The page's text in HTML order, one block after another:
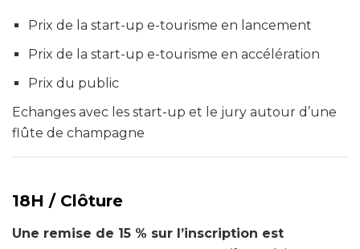
Prix de la start-up e-tourisme en lancement
Prix de la start-up e-tourisme en accélération
Prix du public
Echanges avec les start-up et le jury autour d’une
flûte de champagne
18H /Clôture
Une remise de 15 % sur l’inscription est